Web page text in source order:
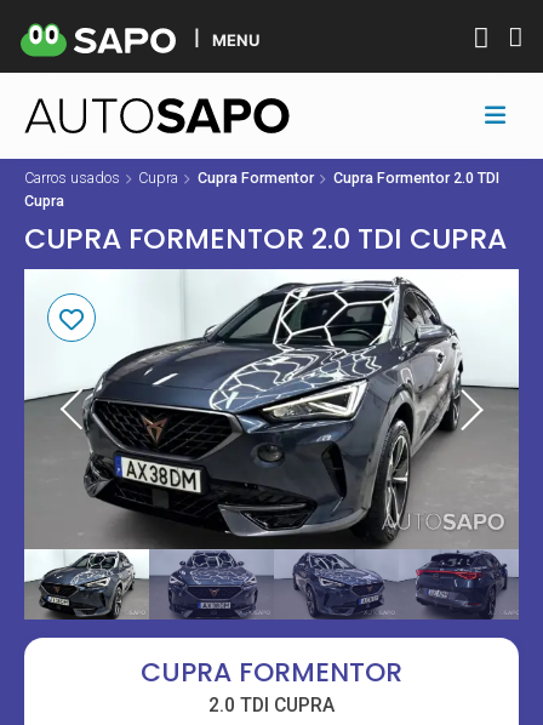
MENU
Carros usados Cupra Cupra Formentor
Cupra Formentor 2.0 TDI
Cupra
CUPRA FORMENTOR 2.0 TDI CUPRA
CUPRA FORMENTOR
2.0 TDI CUPRA